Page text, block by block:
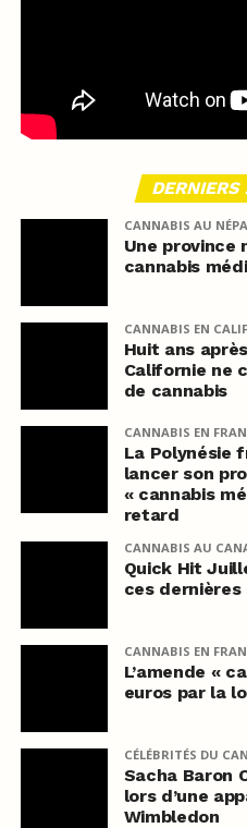
CANNABIS AU
Une province
cannabis
CANNABIS EN
Huit ans
Californie ne
de cannabis
CANNABIS EN
La Polynésie
lancer son
« cannabis
retard
CANNABIS AU
Quick Hit
ces dernières
CANNABIS EN
L’amende «
euros par la
CÉLÉBRITÉS DU
Sacha Baron
lors d’une
Wimbledon